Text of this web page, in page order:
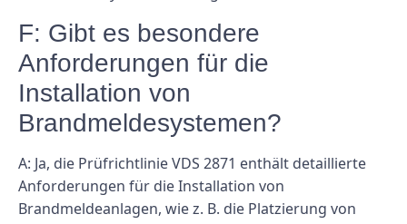
F: Gibt es besondere
Anforderungen für die
Installation von
Brandmeldesystemen?
A: Ja, die Prüfrichtlinie VDS 2871 enthält detaillierte
Anforderungen für die Installation von
Brandmeldeanlagen, wie z. B. die Platzierung von